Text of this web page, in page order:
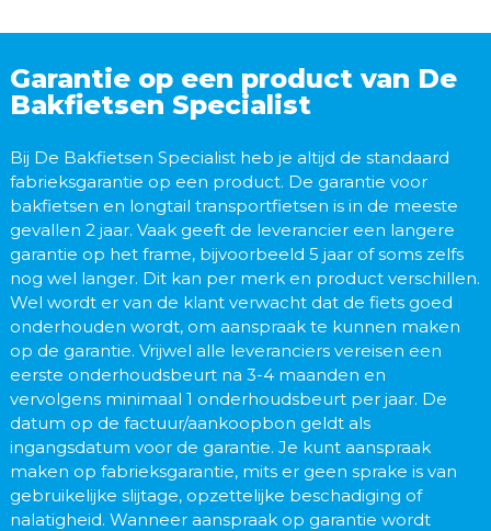
Garantie op een product van De
Bakfietsen Specialist
Bij De Bakfietsen Specialist heb je altijd de standaard
fabrieksgarantie op een product. De garantie voor
bakfietsen en longtail transportfietsen is in de meeste
gevallen 2 jaar. Vaak geeft de leverancier een langere
garantie op het frame, bijvoorbeeld 5 jaar of soms zelfs
nog wel langer. Dit kan per merk en product verschillen.
Wel wordt er van de klant verwacht dat de fiets goed
onderhouden wordt, om aanspraak te kunnen maken
op de garantie. Vrijwel alle leveranciers vereisen een
eerste onderhoudsbeurt na 3-4 maanden en
vervolgens minimaal 1 onderhoudsbeurt per jaar. De
datum op de factuur/aankoopbon geldt als
ingangsdatum voor de garantie. Je kunt aanspraak
maken op fabrieksgarantie, mits er geen sprake is van
gebruikelijke slijtage, opzettelijke beschadiging of
nalatigheid. Wanneer aanspraak op garantie wordt